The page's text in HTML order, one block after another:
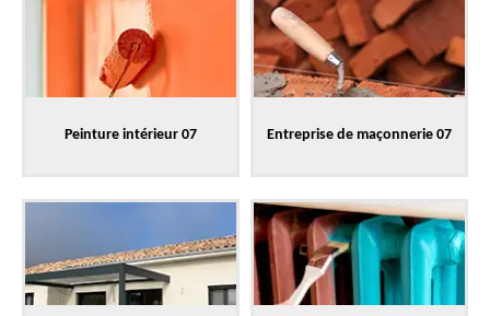
Peinture intérieur 07 Entreprise de maçonnerie 07